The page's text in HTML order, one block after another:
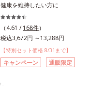
健康を維持したい方に
（4.61 / 168件）
税込3,672円 ～13,288円
【特別セット価格 8/31まで】
キャンペーン 通販限定